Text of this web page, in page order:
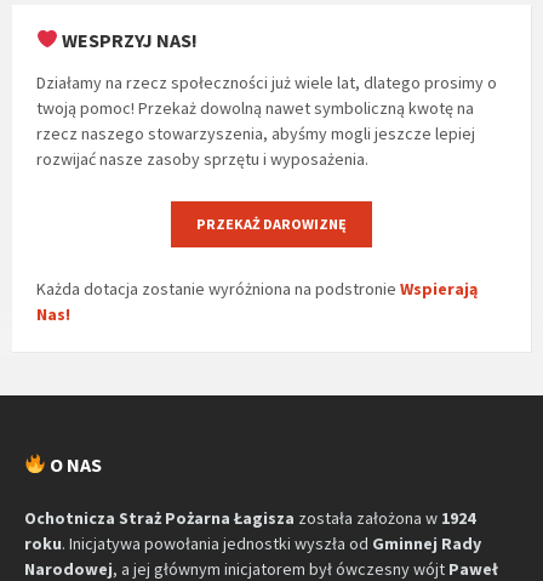
WESPRZYJ NAS!
Działamy na rzecz społeczności już wiele lat, dlatego prosimy o
twoją pomoc! Przekaż dowolną nawet symboliczną kwotę na
rzecz naszego stowarzyszenia, abyśmy mogli jeszcze lepiej
rozwijać nasze zasoby sprzętu i wyposażenia.
PRZEKAŻ DAROWIZNĘ
Każda dotacja zostanie wyróżniona na podstronie Wspierają
Nas!
O NAS
Ochotnicza Straż Pożarna Łagisza została założona w 1924
roku. Inicjatywa powołania jednostki wyszła od Gminnej Rady
Narodowej, a jej głównym inicjatorem był ówczesny wójt Paweł